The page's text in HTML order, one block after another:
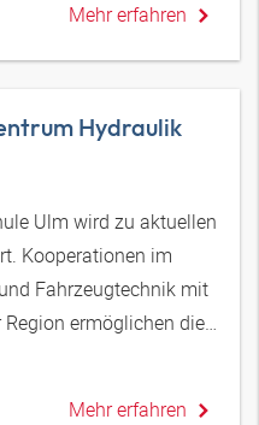
Mehr erfahren
Hydraulik
Ulm wird zu aktuellen
Kooperationen im
Fahrzeugtechnik mit
ermöglichen die
und Anwendung.
Mehr erfahren